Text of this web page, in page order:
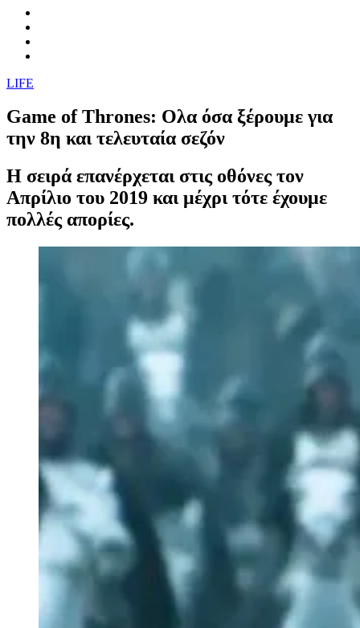
LIFE
Game of Thrones: Ολα όσα ξέρουμε για
την 8η και τελευταία σεζόν
Η σειρά επανέρχεται στις οθόνες τον
Απρίλιο του 2019 και μέχρι τότε έχουμε
πολλές απορίες.